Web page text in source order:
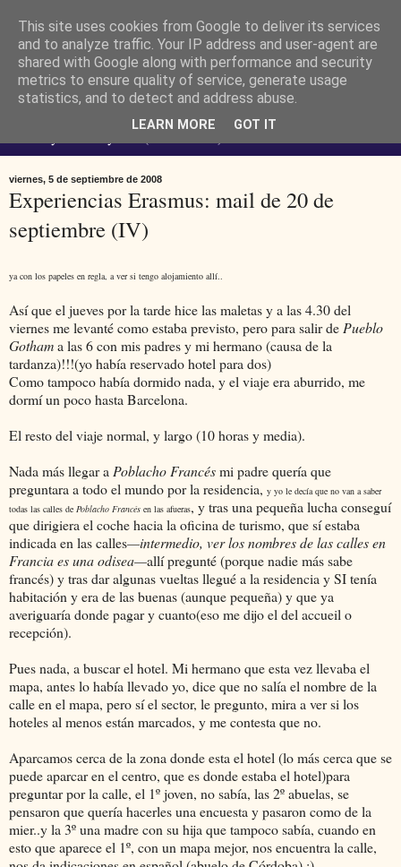
Ferendus K. Resimler -
personal
viernes, 5 de septiembre de 2008
Experiencias Erasmus: mail de 20 de
septiembre (IV)
ya con los papeles en regla, a ver si tengo alojamiento allí..
Así que el jueves por la tarde hice las maletas y a las 4.30 del
viernes me levanté como estaba previsto, pero para salir de Pueblo
Gothama las 6 con mis padres y mi hermano (causa de la
tardanza)!!!(yo había reservado hotel para dos)
Como tampoco había dormido nada, y el viaje era aburrido, me
dormí un poco hasta Barcelona.
El resto del viaje normal, y largo (10 horas y media).
Nada más llegar a Poblacho Francésmi padre quería que
preguntara a todo el mundo por la residencia, y yo le decía que no van a saber
todas las calles de Poblacho Francés en las afueras, y tras una pequeña lucha conseguí
que dirigiera el coche hacia la oficina de turismo, que sí estaba
indicada en las calles—intermedio, ver los nombres de las calles en
Francia es una odisea—allí pregunté (porque nadie más sabe
francés) y tras dar algunas vueltas llegué a la residencia y SI tenía
habitación y era de las buenas (aunque pequeña) y que ya
averiguaría donde pagar y cuanto(eso me dijo el del accueil o
recepción).
Pues nada, a buscar el hotel. Mi hermano que esta vez llevaba el
mapa, antes lo había llevado yo, dice que no salía el nombre de la
calle en el mapa, pero sí el sector, le pregunto, mira a ver si los
hoteles al menos están marcados, y me contesta que no.
Aparcamos cerca de la zona donde esta el hotel (lo más cerca que se
puede aparcar en el centro, que es donde estaba el hotel)para
preguntar por la calle, el 1º joven, no sabía, las 2º abuelas, se
pensaron que quería hacerles una encuesta y pasaron como de la
mier..y la 3º una madre con su hija que tampoco sabía, cuando en
esto que aparece el 1º, con un mapa mejor, nos encuentra la calle,
This site uses cookies from Google to deliver its services
and to analyze traffic. Your IP address and user-agent are
shared with Google along with performance and security
metrics to ensure quality of service, generate usage
statistics, and to detect and address abuse.
LEARN MORE GOT IT